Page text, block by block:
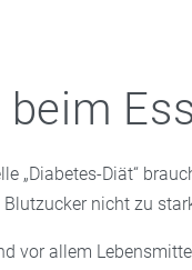
beim
„Diabetes-Diät“
Blutzucker nicht zu
vor allem